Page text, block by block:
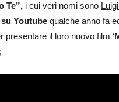
Te”, i cui veri nomi sono
Youtube qualche anno fa
presentare il loro nuovo film ‘